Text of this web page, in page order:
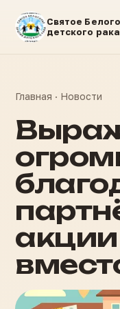
Святое
детского рака
Главная · Новости